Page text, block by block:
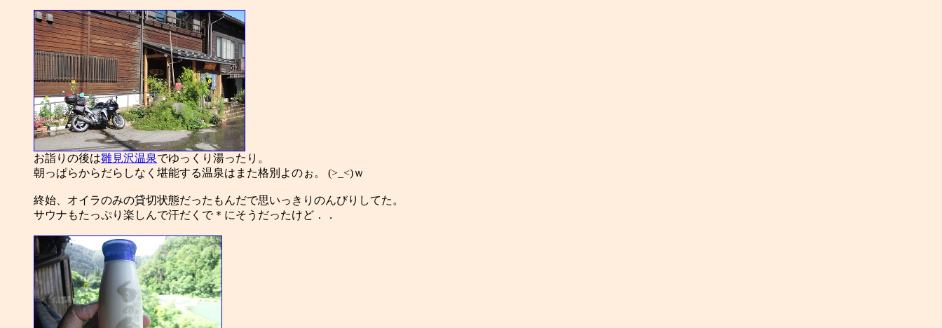
お詣りの後は雛見沢温泉でゆっくり湯ったり。
朝っぱらからだらしなく堪能する温泉はまた格別よのぉ。 (>_<)ｗ
終始、オイラのみの貸切状態だったもんだで思いっきりのんびりしてた。
サウナもたっぷり楽しんで汗だくで＊にそうだったけど．．